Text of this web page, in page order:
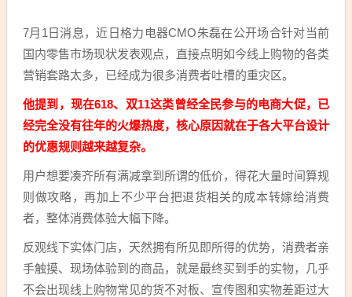
7月1日消息，近日格力电器CMO朱磊在公开场合针对当前
国内零售市场现状发表观点，直接点明如今线上购物的各类
营销套路太多，已经成为很多消费者吐槽的重灾区。
他提到，现在618、双11这类曾经全民参与的电商大促，已
经完全没有往年的火爆热度，核心原因就在于各大平台设计
的优惠规则越来越复杂。
用户想要凑齐所有满减拿到所谓的低价，得花大量时间算规
则做攻略，再加上不少平台把退货相关的成本转嫁给消费
者，整体消费体验大幅下降。
反观线下实体门店，天然拥有所见即所得的优势，消费者亲
手触摸、现场体验到的商品，就是最终买到手的实物，几乎
不会出现线上购物常见的货不对板、宣传图和实物差距过大